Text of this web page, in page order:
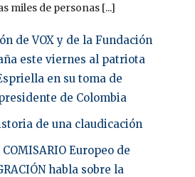
miles de personas [...]
de VOX y de la Fundación
este viernes al patriota
en su toma de
de Colombia
de una claudicación
Europeo de
habla sobre la